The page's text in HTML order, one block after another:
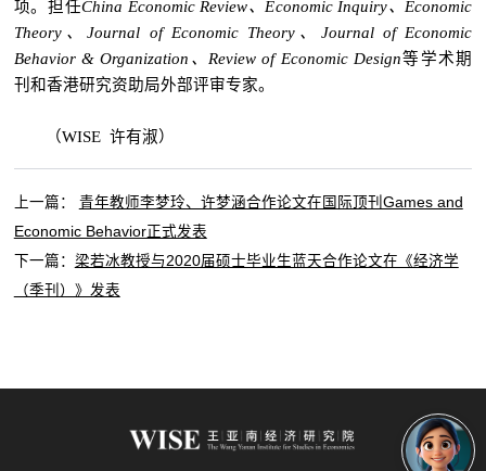
项。担任China Economic Review、Economic Inquiry、Economic
Theory、Journal of Economic Theory 、 Journal of Economic
Behavior & Organization 、Review of Economic Design等学术期
刊和香港研究资助局外部评审专家。
（WISE 许有淑）
上一篇： 青年教师李梦玲、许梦涵合作论文在国际顶刊Games and
Economic Behavior正式发表
下一篇： 梁若冰教授与2020届硕士毕业生蓝天合作论文在《经济学
（季刊）》发表